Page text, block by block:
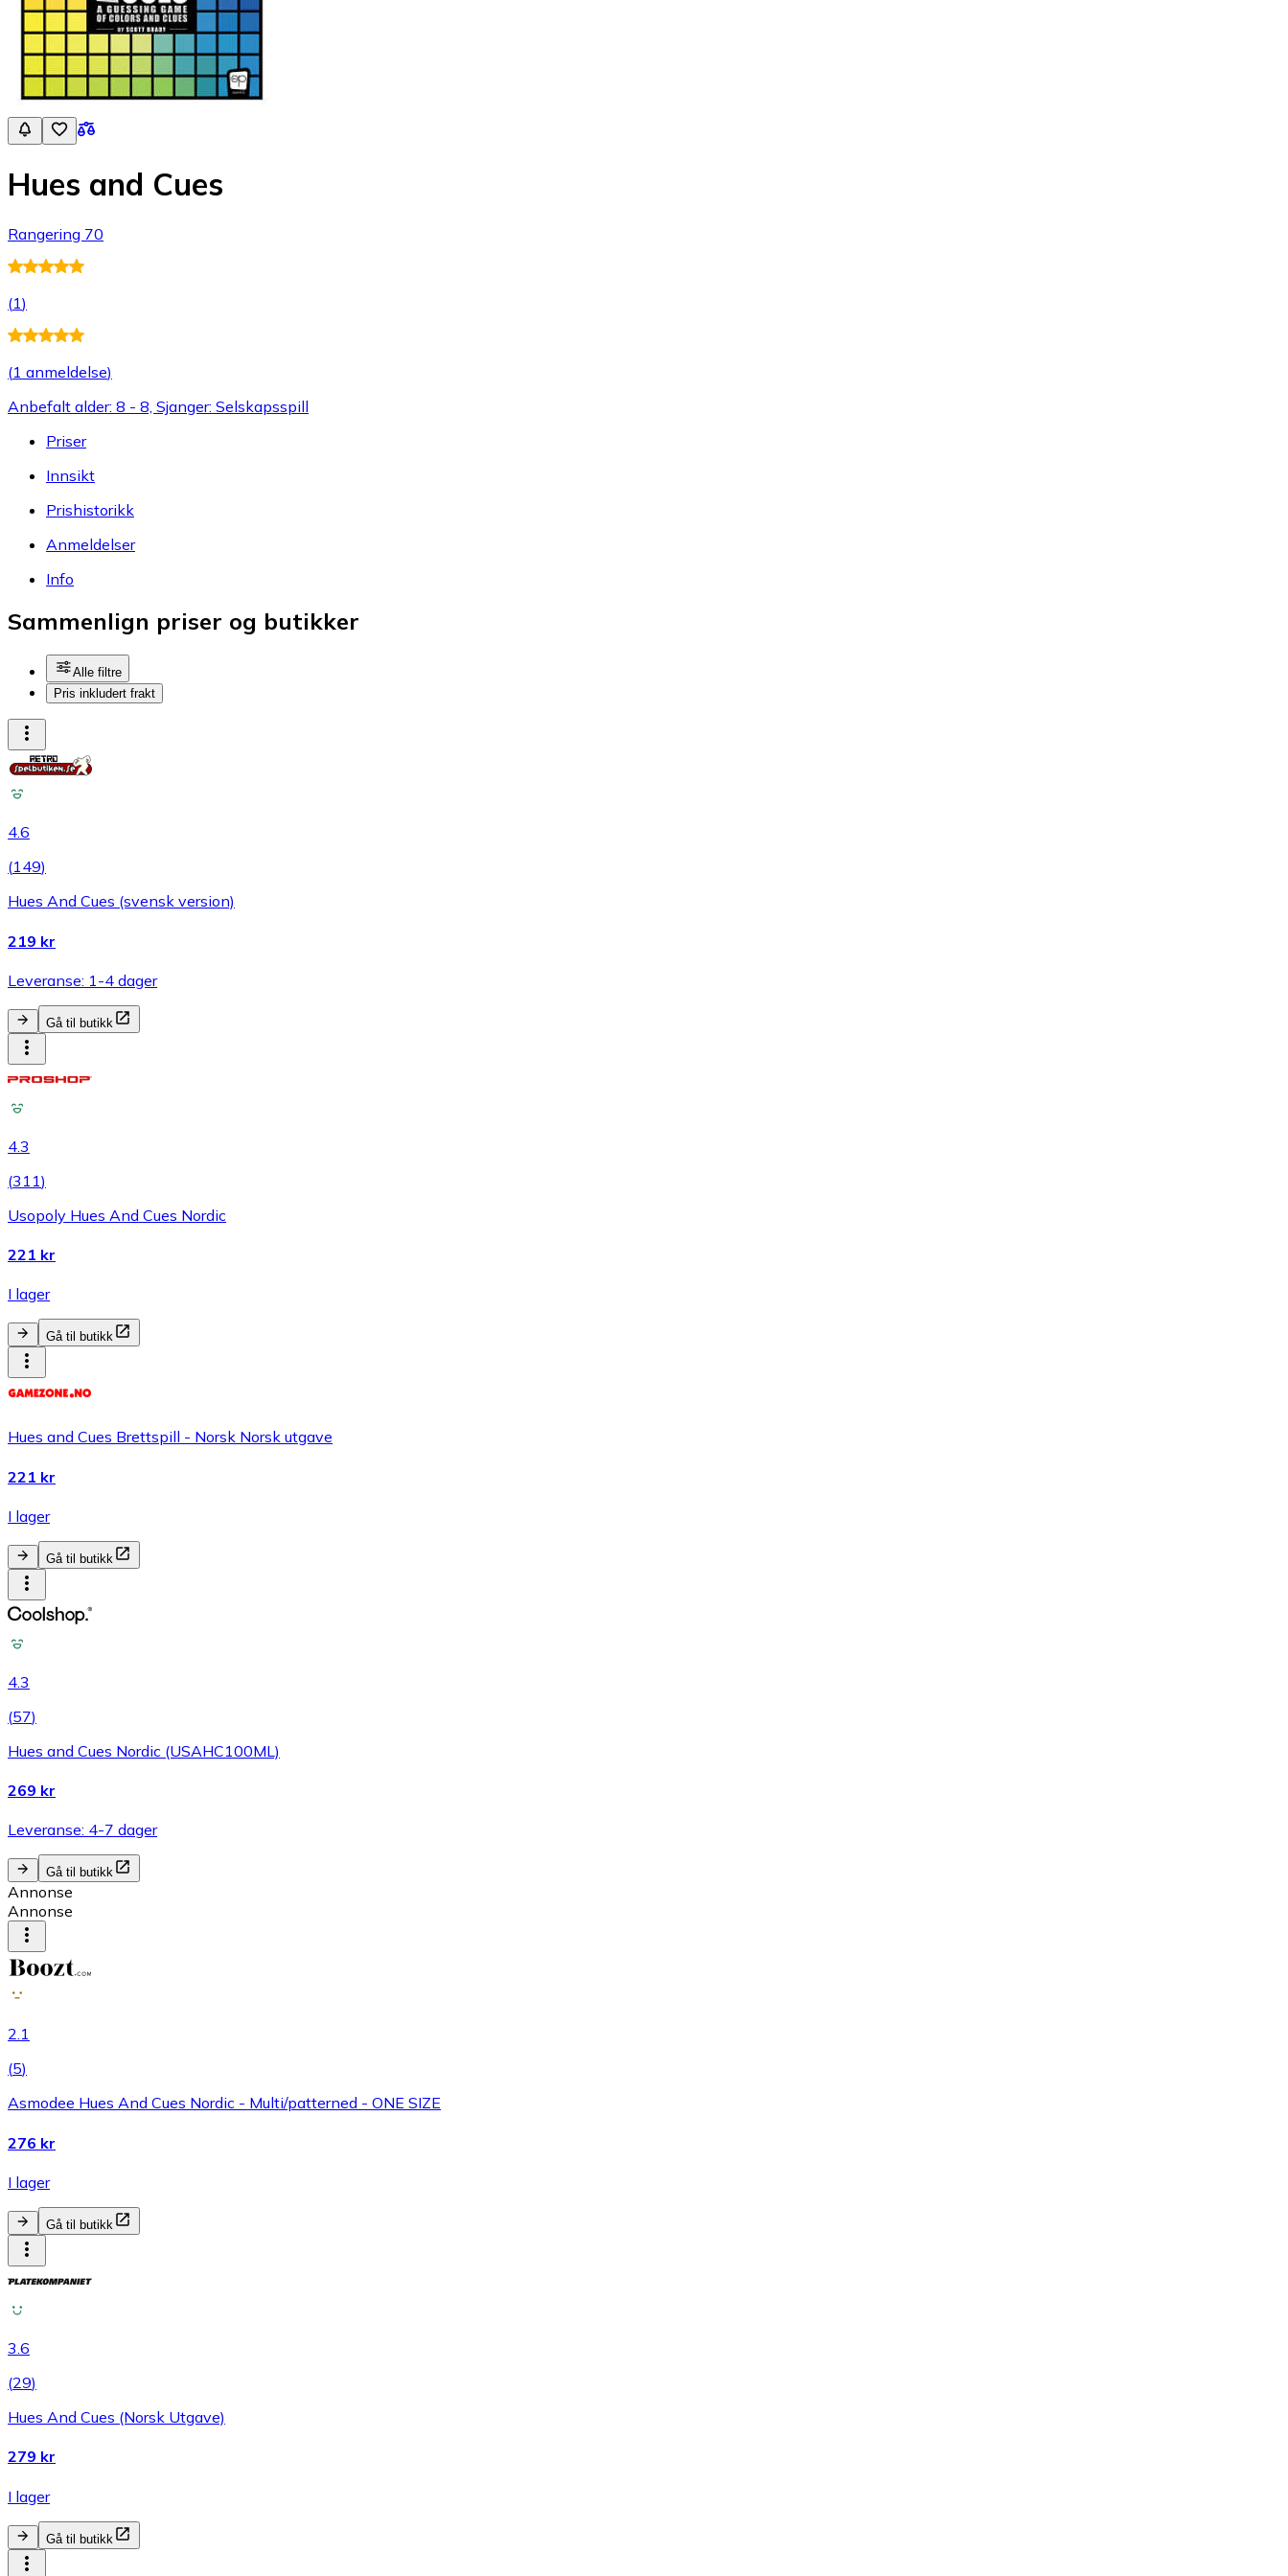
Hues and Cues
Rangering 70
(1)
(1 anmeldelse)
Anbefalt alder: 8 - 8, Sjanger: Selskapsspill
Priser
Innsikt
Prishistorikk
Anmeldelser
Info
Sammenlign priser og butikker
Alle filtre
Pris inkludert frakt
4.6
(149)
Hues And Cues (svensk version)
219 kr
Leveranse: 1-4 dager
Gå til butikk
4.3
(311)
Usopoly Hues And Cues Nordic
221 kr
I lager
Gå til butikk
Hues and Cues Brettspill - Norsk Norsk utgave
221 kr
I lager
Gå til butikk
4.3
(57)
Hues and Cues Nordic (USAHC100ML)
269 kr
Leveranse: 4-7 dager
Gå til butikk
Annonse
Annonse
2.1
(5)
Asmodee Hues And Cues Nordic - Multi/patterned - ONE SIZE
276 kr
I lager
Gå til butikk
3.6
(29)
Hues And Cues (Norsk Utgave)
279 kr
I lager
Gå til butikk